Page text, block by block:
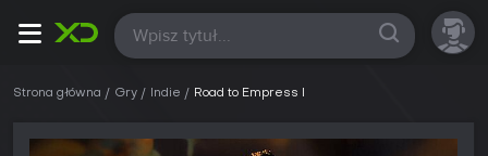
Wszystkie
Strona główna Gry Indie Road to Empress I